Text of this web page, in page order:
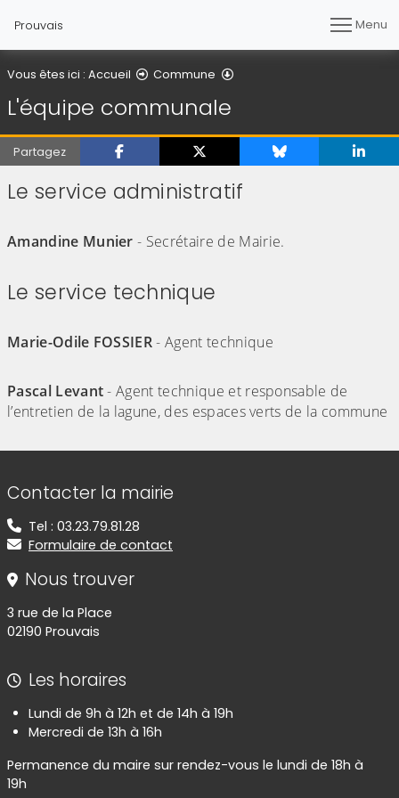
Prouvais Menu
Vous êtes ici : Accueil Commune
L'équipe communale
Partagez
Le service administratif
Amandine Munier - Secrétaire de Mairie.
Le service technique
Marie-Odile FOSSIER- Agent technique
Pascal Levant- Agent technique et responsable de
l’entretien de la lagune, des espaces verts de la commune
Informations de contact
Contacter la mairie
Tel : 03.23.79.81.28
Formulaire de contact
Nous trouver
3 rue de la Place
02190 Prouvais
Les horaires
Lundi de 9h à 12h et de 14h à 19h
Mercredi de 13h à 16h
Permanence du maire sur rendez-vous le lundi de 18h à
19h